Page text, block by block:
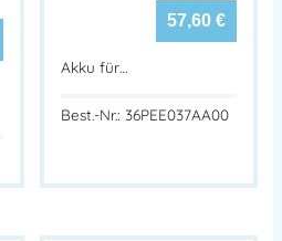
57,60 €
Akku für…
Best.-Nr.: 36PEE037AA00